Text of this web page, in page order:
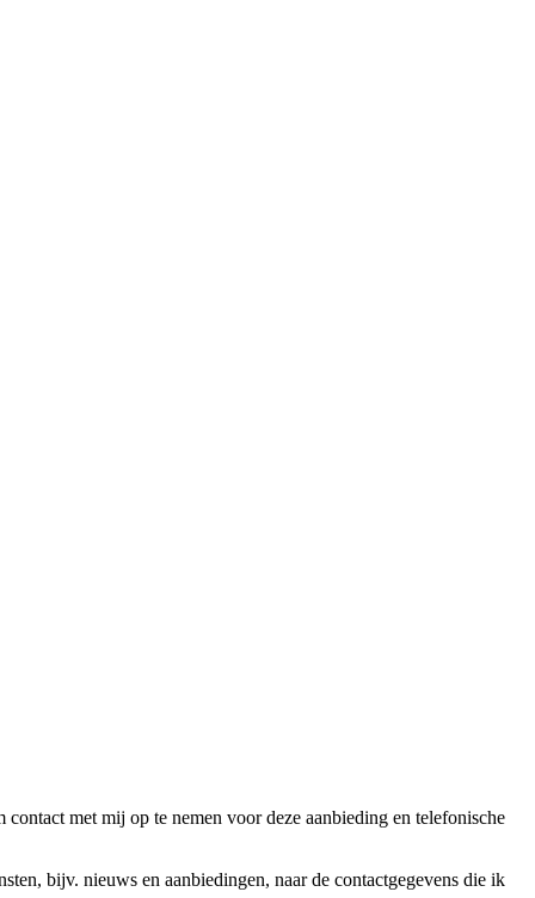
met mij op te nemen voor deze aanbieding en telefonische
bijv. nieuws en aanbiedingen, naar de contactgegevens die ik